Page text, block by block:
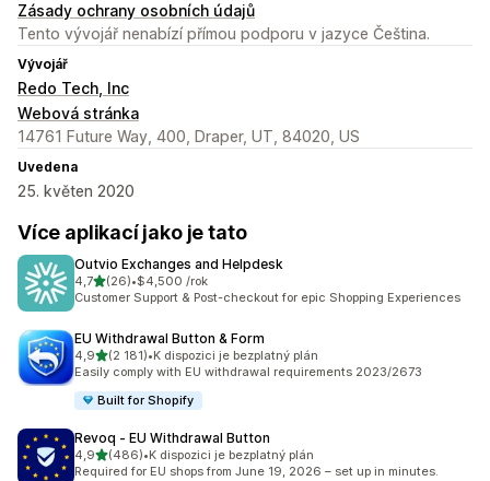
Zásady ochrany osobních údajů
Tento vývojář nenabízí přímou podporu v jazyce Čeština.
Vývojář
Redo Tech, Inc
Webová stránka
14761 Future Way, 400, Draper, UT, 84020, US
Uvedena
25. květen 2020
Více aplikací jako je tato
Outvio Exchanges and Helpdesk
4,7z 5 hvězd
(26)
Celkový počet recenzí: 26
•$4,500 /rok
Customer Support & Post-checkout for epic Shopping Experiences
EU Withdrawal Button & Form
4,9z 5 hvězd
(2 181)
Celkový počet recenzí: 2181
•K dispozici je bezplatný plán
Easily comply with EU withdrawal requirements 2023/2673
Built for Shopify
Revoq ‑ EU Withdrawal Button
4,9z 5 hvězd
(486)
Celkový počet recenzí: 486
•K dispozici je bezplatný plán
Required for EU shops from June 19, 2026 – set up in minutes.